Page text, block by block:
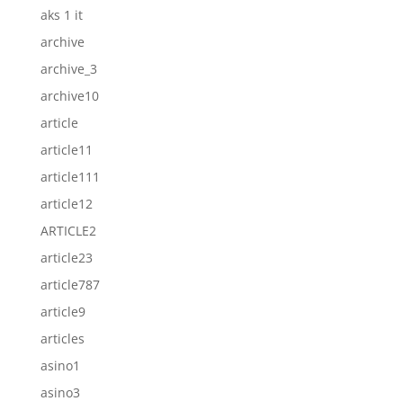
aks 1 it
archive
archive_3
archive10
article
article11
article111
article12
ARTICLE2
article23
article787
article9
articles
asino1
asino3